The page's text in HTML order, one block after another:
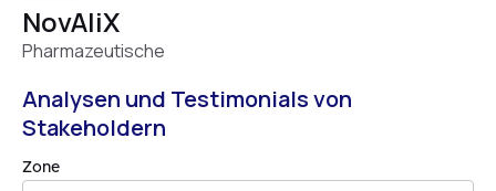
NovAliX
Pharmazeutische
Analysen und Testimonials von
Stakeholdern
Zone